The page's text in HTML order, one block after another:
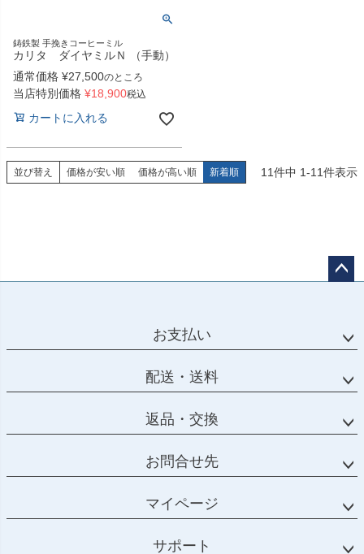
鋳鉄製 手挽きコーヒーミル
カリタ ダイヤミルＮ （手動）
通常価格 ¥27,500のところ
当店特別価格 ¥18,900税込
カートに入れる
並び替え 価格が安い順 価格が高い順 新着順 11件中 1-11件表示
お支払い
配送・送料
返品・交換
お問合せ先
マイページ
サポート